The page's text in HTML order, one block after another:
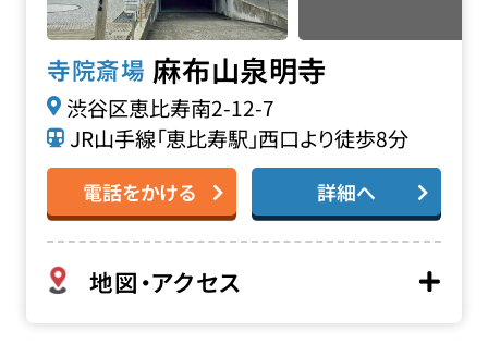
寺院斎場 麻布山泉明寺
渋谷区恵比寿南2-12-7
JR山手線「恵比寿駅」西口より徒歩8分
電話をかける 詳細へ
地図・アクセス